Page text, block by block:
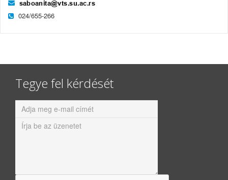
024/655-266
Tegye fel kérdését